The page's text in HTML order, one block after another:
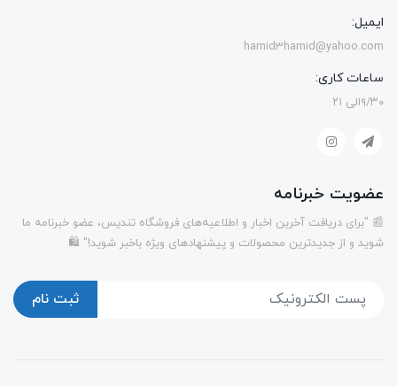
ایمیل:
hamid3hamid@yahoo.com
ساعات کاری:
۹/۳۰الی ۲۱
عضویت خبرنامه
📰 "برای دریافت آخرین اخبار و اطلاعیه‌های فروشگاه تندیس، عضو خبرنامه ما
شوید و از جدیدترین محصولات و پیشنهادهای ویژه باخبر شوید!" 🛍️
ثبت نام